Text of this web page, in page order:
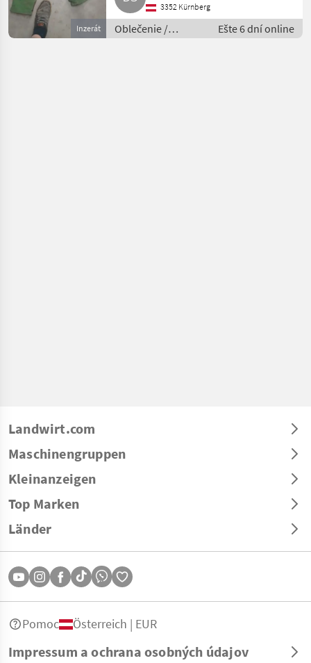
Inzerát
3352 Kürnberg
Oblečenie /
Lesnícke oblečenie
Ešte 6 dní online
Landwirt.com
Maschinengruppen
Kleinanzeigen
Top Marken
Länder
Impressum a ochrana osobných údajov
Pomoc Österreich | EUR